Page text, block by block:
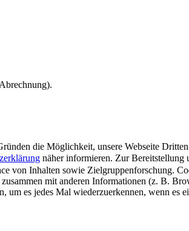
die Möglichkeit, unsere Webseite
näher informieren. Zur Bereitstellung
von Inhalten sowie Zielgruppenforschung.
mit anderen Informationen (z. B.
um es jedes Mal wiederzuerkennen, wenn